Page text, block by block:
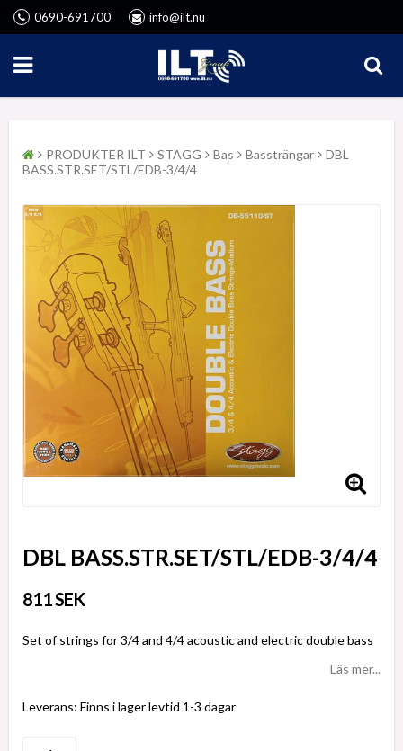
0690-691700 info@ilt.nu
PRODUKTER ILT STAGG Bas Bassträngar
DBL
BASS.STR.SET/STL/EDB-3/4/4
DBL BASS.STR.SET/STL/EDB-3/4/4
811 SEK
Set of strings for 3/4 and 4/4 acoustic and electric double bass
Läs mer...
Leverans: Finns i lager levtid 1-3 dagar